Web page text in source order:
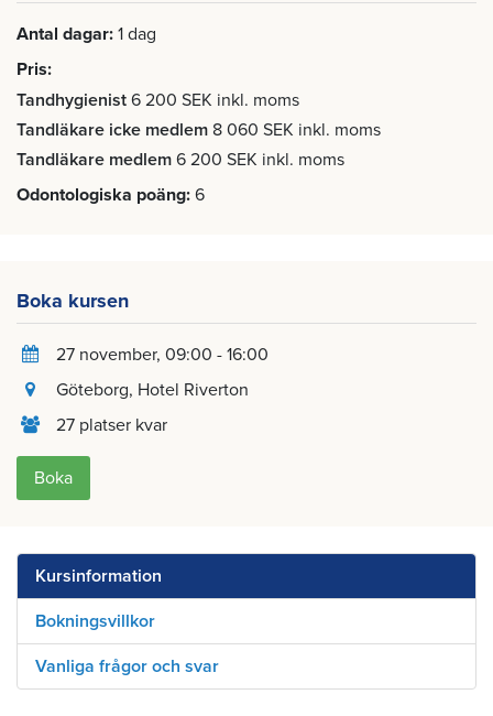
Antal dagar 1 dag
Pris
Tandhygienist 6 200 SEK inkl. moms
Tandläkare icke medlem 8 060 SEK inkl. moms
Tandläkare medlem 6 200 SEK inkl. moms
Odontologiska poäng 6
Boka kursen
27 november, 09:00 - 16:00
Göteborg, Hotel Riverton
27 platser kvar
Boka
Kursinformation
Bokningsvillkor
Vanliga frågor och svar